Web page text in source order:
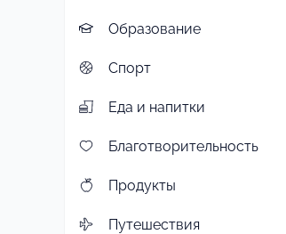
Образование
Спорт
Еда и напитки
Благотворительность
Продукты
Путешествия